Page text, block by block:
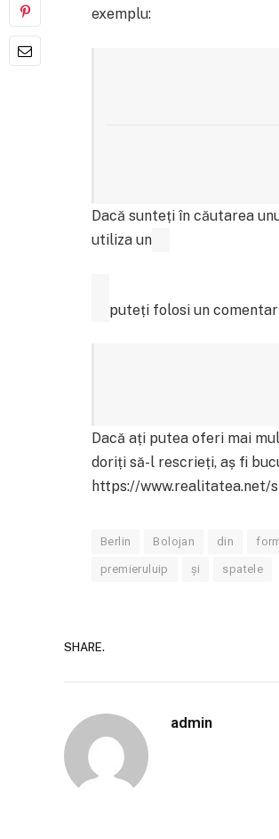
exemplu:
Dacă sunteți în căutarea
utiliza un
puteți folosi un
Dacă ați putea oferi mai
doriți să-l rescrieți, aș fi
https://
Berlin Bolojan din
premieruluip și spatele
SHARE.
admin